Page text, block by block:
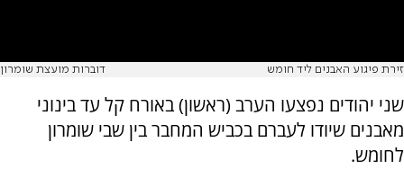
זירת פיגוע האבנים ליד חומש דוברות מועצת שומרון
שני יהודים נפצעו הערב (ראשון) באורח קל עד בינוני
מאבנים שיודו לעברם בכביש המחבר בין שבי שומרון
לחומש.